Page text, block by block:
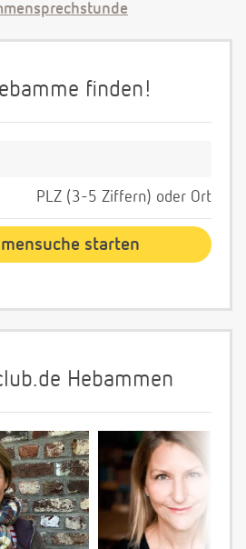
finden!
PLZ (3-5 Ziffern) oder Ort
Hebammen